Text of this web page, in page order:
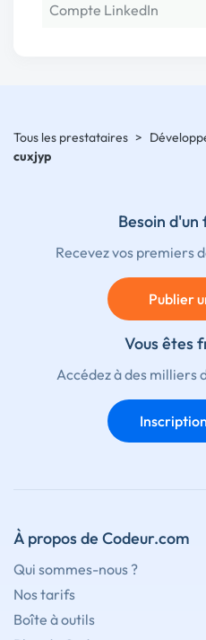
Compte LinkedIn
Tous les prestataires >
cuxjyp
Besoin
Recevez vos premiers
Publier
Vous êtes
Accédez à des milliers
À propos de Codeur.com
Qui sommes-nous ?
Nos tarifs
Boîte à outils